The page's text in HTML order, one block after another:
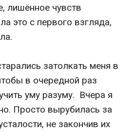
лишённое чувств
это с первого взгляда,
затолкать меня в
в очередной раз
уму разуму.  Вчера я
Просто вырубилась за
не закончив их